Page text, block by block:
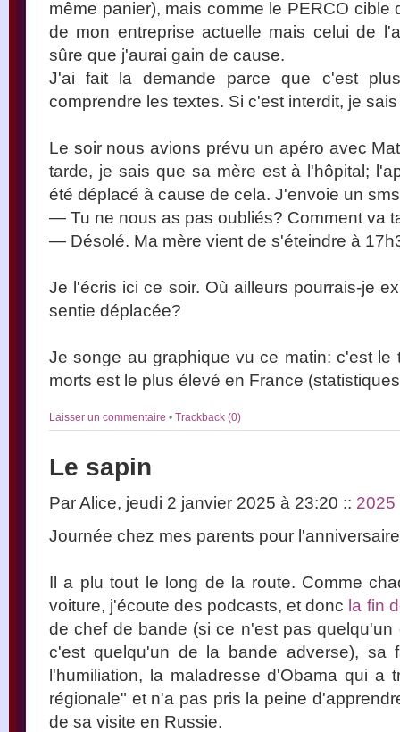
même panier), mais comme le PERCO
de mon entreprise actuelle mais celui de
sûre que j'aurai gain de cause.
J'ai fait la demande parce que c'est
comprendre les textes. Si c'est interdit, je
Le soir nous avions prévu un apéro avec
tarde, je sais que sa mère est à l'hôpital;
été déplacé à cause de cela. J'envoie un
— Tu ne nous as pas oubliés? Comment va
— Désolé. Ma mère vient de s'éteindre à
Je l'écris ici ce soir. Où ailleurs pourrais-je
sentie déplacée?
Je songe au graphique vu ce matin: c'est le
morts est le plus élevé en France
Laisser un commentaire • Trackback (0)
Le sapin
Par Alice, jeudi 2 janvier 2025 à 23:20 :: 2025
Journée chez mes parents pour
Il a plu tout le long de la route. Comme
voiture, j'écoute des podcasts, et donc la fin
de chef de bande (si ce n'est pas
c'est quelqu'un de la bande adverse), sa
l'humiliation, la maladresse d'Obama qui a
régionale" et n'a pas pris la peine
de sa visite en Russie.